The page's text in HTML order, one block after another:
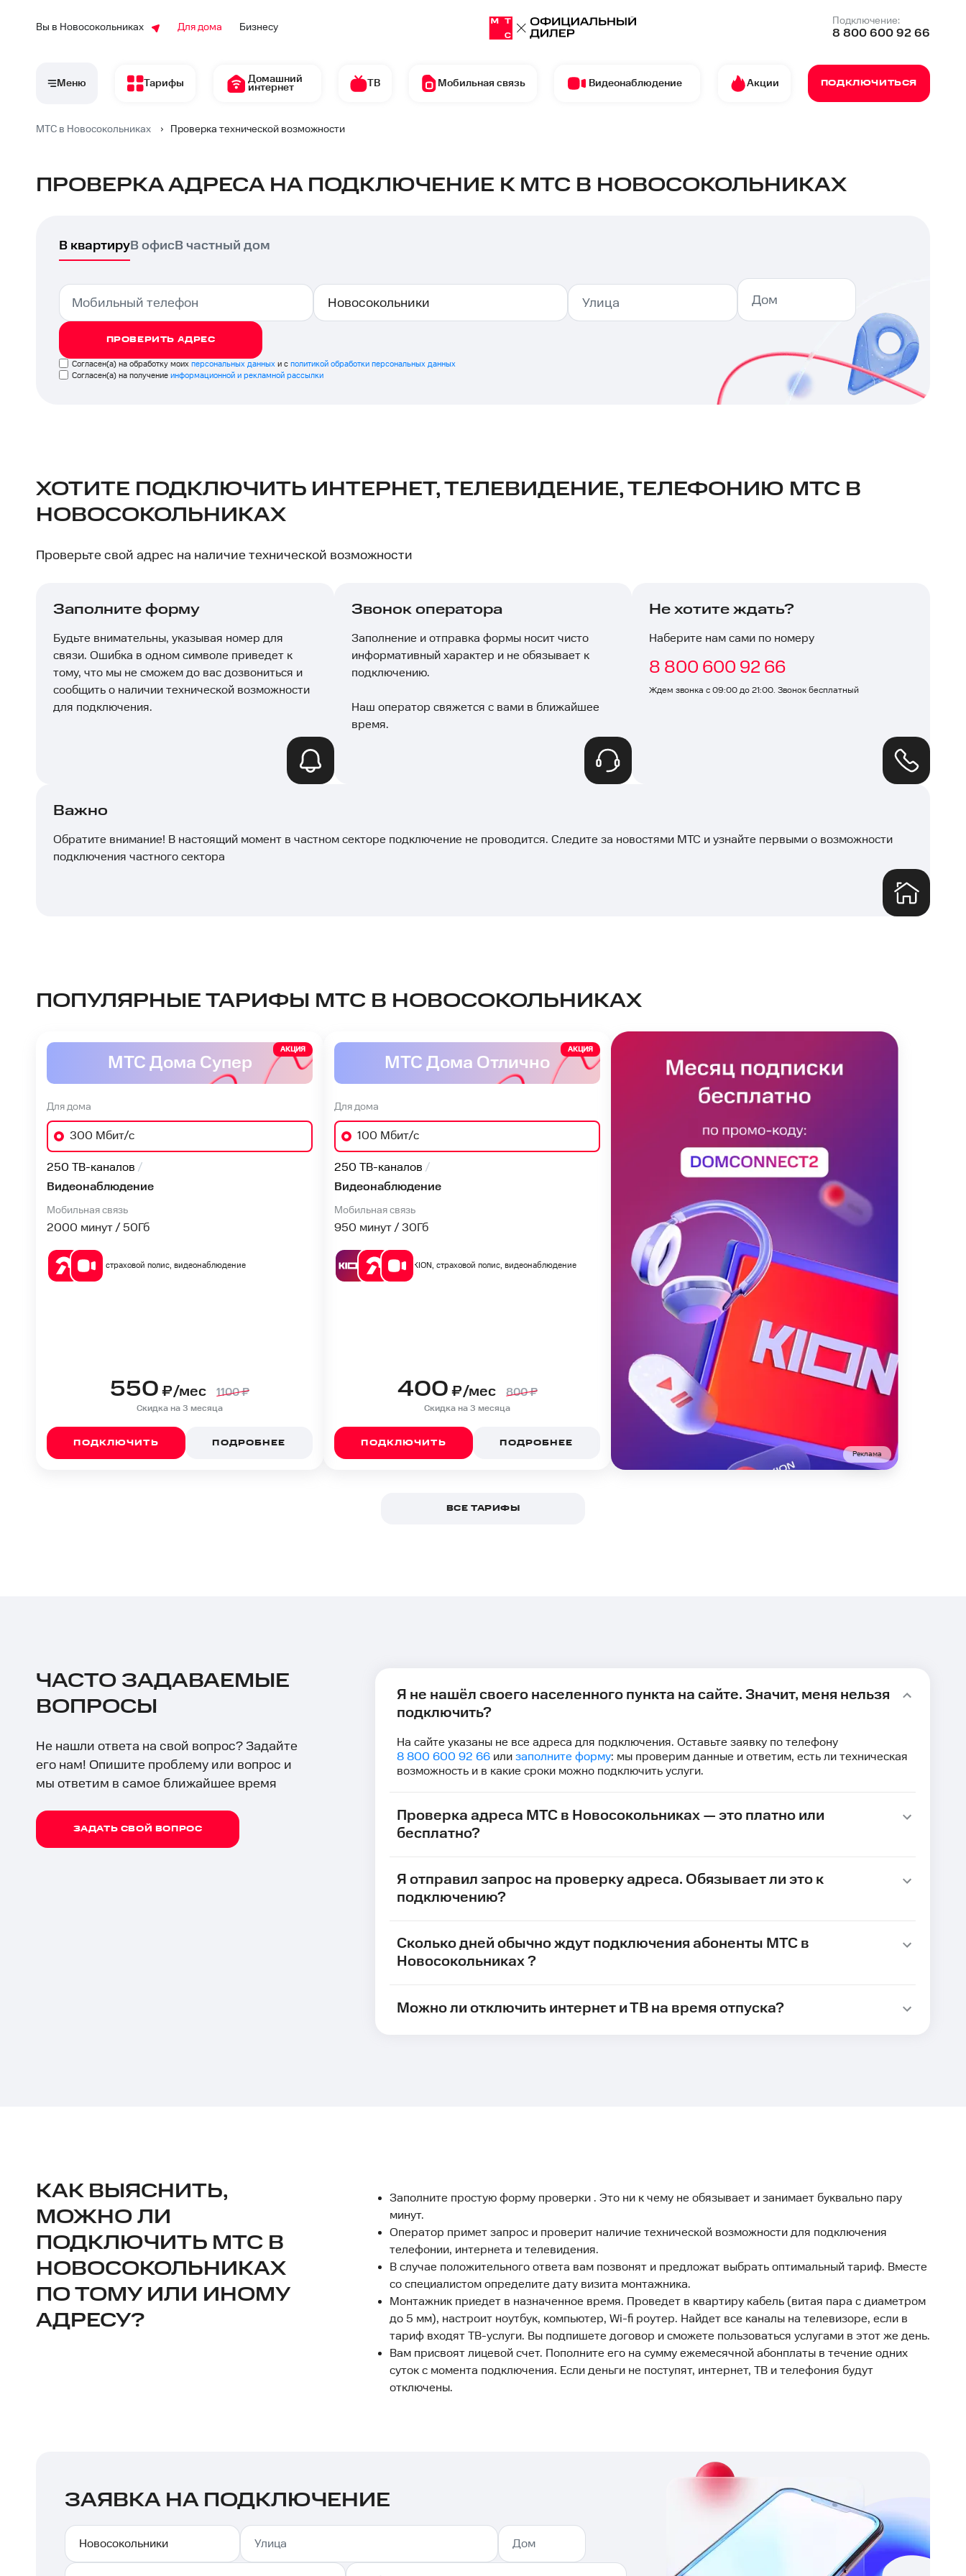
Вы в Новосокольниках Для дома Бизнесу
Подключение:
8 800 600 92 66
Меню Тарифы Домашний
интернет ТВ Мобильная связь Видеонаблюдение Акции ПОДКЛЮЧИТЬСЯ
МТС в Новосокольниках › Проверка технической возможности
ПРОВЕРКА АДРЕСА НА ПОДКЛЮЧЕНИЕ К МТС В НОВОСОКОЛЬНИКАХ
В квартируВ офисВ частный дом
ПРОВЕРИТЬ АДРЕС
Согласен(а) на обработку моих персональных данных и с политикой обработки персональных данных
Согласен(а) на получение информационной и рекламной рассылки
ХОТИТЕ ПОДКЛЮЧИТЬ ИНТЕРНЕТ, ТЕЛЕВИДЕНИЕ, ТЕЛЕФОНИЮ МТС В
НОВОСОКОЛЬНИКАХ
Проверьте свой адрес на наличие технической возможности
Заполните форму
Будьте внимательны, указывая номер для
связи. Ошибка в одном символе приведет к
тому, что мы не сможем до вас дозвониться и
сообщить о наличии технической возможности
для подключения.
Звонок оператора
Заполнение и отправка формы носит чисто
информативный характер и не обязывает к
подключению.
Наш оператор свяжется с вами в ближайшее
время.
Не хотите ждать?
Наберите нам сами по номеру
8 800 600 92 66
Ждем звонка с 09:00 до 21:00. Звонок бесплатный
Важно
Обратите внимание! В настоящий момент в частном секторе подключение не проводится. Следите за новостями МТС и узнайте первыми о возможности
подключения частного сектора
ПОПУЛЯРНЫЕ ТАРИФЫ МТС В НОВОСОКОЛЬНИКАХ
МТС Дома Супер
АКЦИЯ
Для дома
300 Мбит/с
250 ТВ-каналов
Видеонаблюдение
Мобильная связь
2000 минут / 50Гб
страховой полис, видеонаблюдение
550 ₽/мес 1100₽
Скидка на 3 месяца
ПОДКЛЮЧИТЬ ПОДРОБНЕЕ
МТС Дома Отлично
АКЦИЯ
Для дома
100 Мбит/с
250 ТВ-каналов
Видеонаблюдение
Мобильная связь
950 минут / 30Гб
KION, страховой полис, видеонаблюдение
400 ₽/мес 800₽
Скидка на 3 месяца
ПОДКЛЮЧИТЬ ПОДРОБНЕЕ
Реклама
ВСЕ ТАРИФЫ
ЧАСТО ЗАДАВАЕМЫЕ
ВОПРОСЫ
Не нашли ответа на свой вопрос? Задайте
его нам! Опишите проблему или вопрос и
мы ответим в самое ближайшее время
ЗАДАТЬ СВОЙ ВОПРОС
Я не нашёл своего населенного пункта на сайте. Значит, меня нельзя
подключить?
На сайте указаны не все адреса для подключения. Оставьте заявку по телефону
8 800 600 92 66или заполните форму: мы проверим данные и ответим, есть ли техническая
возможность и в какие сроки можно подключить услуги.
Проверка адреса МТС в Новосокольниках — это платно или
бесплатно?
Я отправил запрос на проверку адреса. Обязывает ли это к
подключению?
Сколько дней обычно ждут подключения абоненты МТС в
Новосокольниках ?
Можно ли отключить интернет и ТВ на время отпуска?
КАК ВЫЯСНИТЬ,
МОЖНО ЛИ
ПОДКЛЮЧИТЬ МТС В
НОВОСОКОЛЬНИКАХ
ПО ТОМУ ИЛИ ИНОМУ
АДРЕСУ?
Заполните простую форму проверки . Это ни к чему не обязывает и занимает буквально пару
минут.
Оператор примет запрос и проверит наличие технической возможности для подключения
телефонии, интернета и телевидения.
В случае положительного ответа вам позвонят и предложат выбрать оптимальный тариф. Вместе
со специалистом определите дату визита монтажника.
Монтажник приедет в назначенное время. Проведет в квартиру кабель (витая пара с диаметром
до 5 мм), настроит ноутбук, компьютер, Wi-fi роутер. Найдет все каналы на телевизоре, если в
тариф входят ТВ-услуги. Вы подпишете договор и сможете пользоваться услугами в этот же день.
Вам присвоят лицевой счет. Пополните его на сумму ежемесячной абонплаты в течение одних
суток с момента подключения. Если деньги не поступят, интернет, ТВ и телефония будут
отключены.
ЗАЯВКА НА ПОДКЛЮЧЕНИЕ